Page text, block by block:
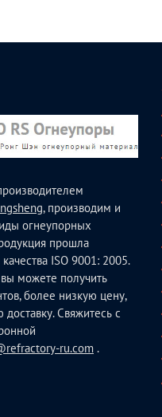
, производим и
огнеупорных
прошла
ISO 9001: 2005.
можете получить
более низкую цену,
Свяжитесь с
ru.com .